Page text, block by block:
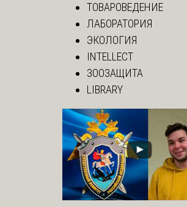
ТОВАРОВЕДЕНИЕ
ЛАБОРАТОРИЯ
ЭКОЛОГИЯ
INTELLECT
ЗООЗАЩИТА
LIBRARY